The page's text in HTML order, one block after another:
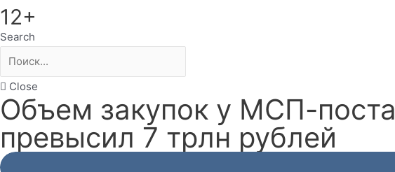
12+
Search
Close
Объем закупок у МСП-
превысил 7 трлн рублей